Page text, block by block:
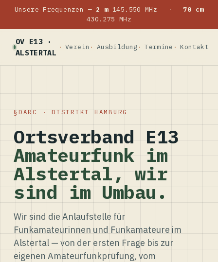
Unsere Frequenzen — 2 m145.550 MHz ·
70 cm
430.275 MHz
OV E13 ·
ALSTERTAL
Verein Ausbildung Termine Kontakt
DARC · DISTRIKT HAMBURG
Ortsverband E13
Amateurfunk im
Alstertal, wir
sind im Umbau.
Wir sind die Anlaufstelle für
Funkamateurinnen und Funkamateure im
Alstertal — von der ersten Frage bis zur
eigenen Amateurfunkprüfung, vom